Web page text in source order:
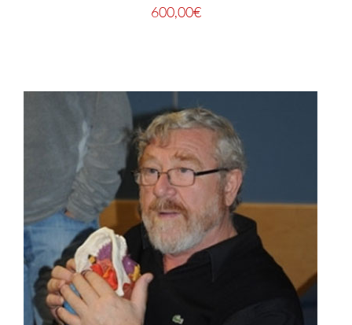
600,00€